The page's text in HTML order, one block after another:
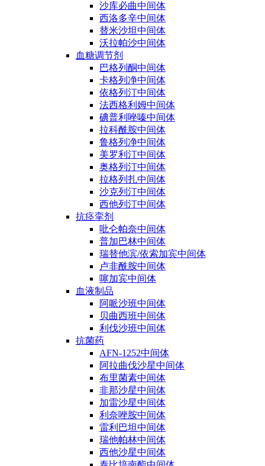
沙库必曲中间体
西洛多辛中间体
替米沙坦中间体
沃拉帕沙中间体
血糖调节剂
巴格列酮中间体
卡格列净中间体
依格列汀中间体
法西格利姆中间体
碘普利唑嗪中间体
拉科酰胺中间体
鲁格列净中间体
美罗利汀中间体
奥格列汀中间体
拉格列扎中间体
沙克列汀中间体
西他列汀中间体
抗痉挛剂
吡仑帕奈中间体
普加巴林中间体
瑞替他滨/依索加宾中间体
卢非酰胺中间体
噻加宾中间体
血液制品
阿哌沙班中间体
贝曲西班中间体
利伐沙班中间体
抗菌药
AFN-1252中间体
阿拉曲伐沙星中间体
布里菌素中间体
非那沙星中间体
加雷沙星中间体
利奈唑胺中间体
雷利巴坦中间体
瑞他帕林中间体
西他沙星中间体